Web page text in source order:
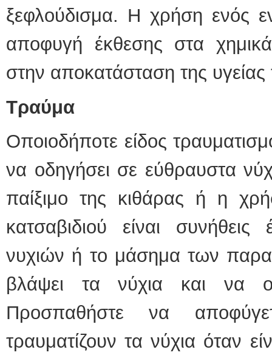
ξεφλούδισμα. Η χρήση ενός
αποφυγή έκθεσης στα
στην αποκατάσταση της
Τραύμα
Οποιοδήποτε είδος
να οδηγήσει σε εύθραυστα
παίξιμο της κιθάρας ή η
κατσαβιδιού είναι
νυχιών ή το μάσημα των
βλάψει τα νύχια και να
Προσπαθήστε να
τραυματίζουν τα νύχια όταν